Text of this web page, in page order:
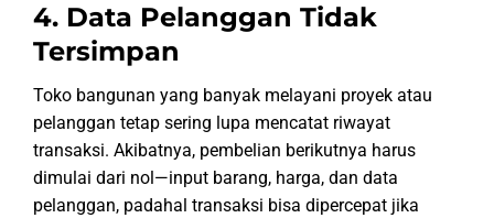
4. Data Pelanggan Tidak
Tersimpan
Toko bangunan yang banyak melayani proyek atau
pelanggan tetap sering lupa mencatat riwayat
transaksi. Akibatnya, pembelian berikutnya harus
dimulai dari nol—input barang, harga, dan data
pelanggan, padahal transaksi bisa dipercepat jika